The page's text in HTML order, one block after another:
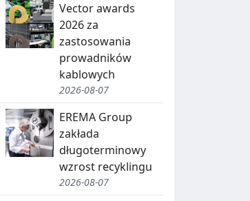
Vector awards
2026 za
zastosowania
prowadników
kablowych
2026-08-07
EREMA Group
zakłada
długoterminowy
wzrost recyklingu
2026-08-07